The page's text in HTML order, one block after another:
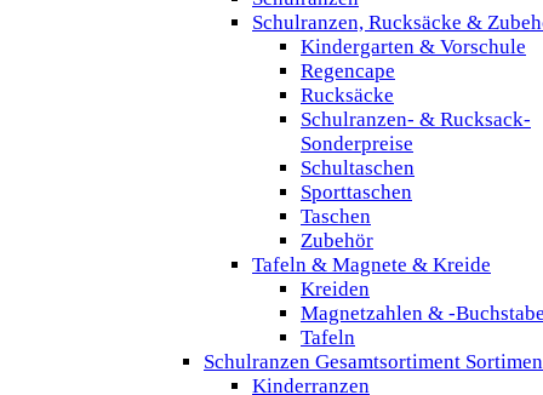
Schulranzen, Rucksäcke &
Kindergarten & Vorschule
Regencape
Rucksäcke
Schulranzen- & Rucksack-
Sonderpreise
Schultaschen
Sporttaschen
Taschen
Zubehör
Tafeln & Magnete & Kreide
Kreiden
Magnetzahlen & -
Tafeln
Schulranzen Gesamtsortiment
Kinderranzen